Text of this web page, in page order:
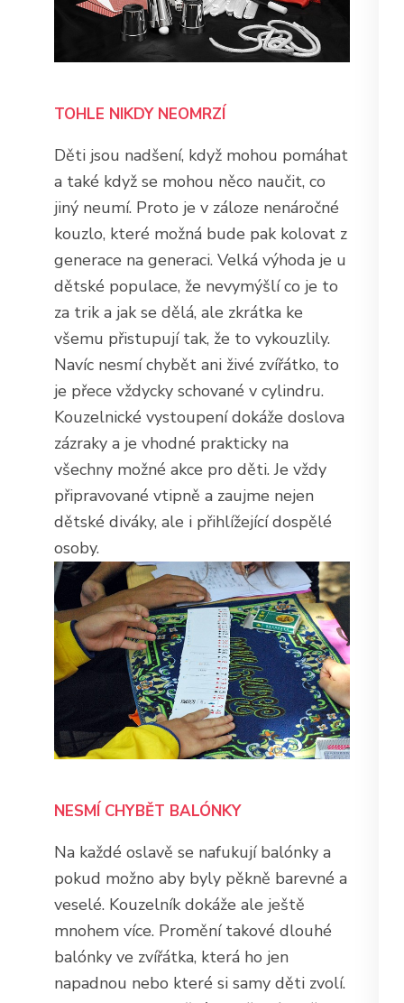
TOHLE NIKDY NEOMRZÍ
Děti jsou nadšení, když mohou pomáhat
a také když se mohou něco naučit, co
jiný neumí. Proto je v záloze nenáročné
kouzlo, které možná bude pak kolovat z
generace na generaci. Velká výhoda je u
dětské populace, že nevymýšlí co je to
za trik a jak se dělá, ale zkrátka ke
všemu přistupují tak, že to vykouzlily.
Navíc nesmí chybět ani živé zvířátko, to
je přece vždycky schované v cylindru.
Kouzelnické vystoupení dokáže doslova
zázraky a je vhodné prakticky na
všechny možné akce pro děti. Je vždy
připravované vtipně a zaujme nejen
dětské diváky, ale i přihlížející dospělé
osoby.
NESMÍ CHYBĚT BALÓNKY
Na každé oslavě se nafukují balónky a
pokud možno aby byly pěkně barevné a
veselé. Kouzelník dokáže ale ještě
mnohem více. Promění takové dlouhé
balónky ve zvířátka, která ho jen
napadnou nebo které si samy děti zvolí.